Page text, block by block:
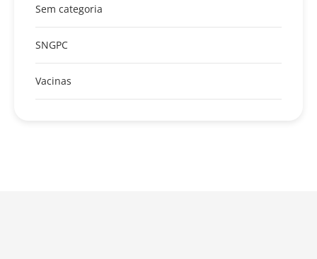
Sem categoria
SNGPC
Vacinas